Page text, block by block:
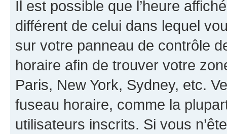
Il est possible que l’heure
différent de celui dans lequel
sur votre panneau de contrôle
horaire afin de trouver votre
Paris, New York, Sydney, etc.
fuseau horaire, comme la
utilisateurs inscrits. Si vous